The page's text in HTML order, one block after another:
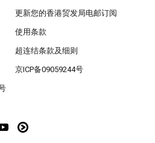
更新您的香港贸发局电邮订阅
使用条款
超连结条款及细则
京ICP备09059244号